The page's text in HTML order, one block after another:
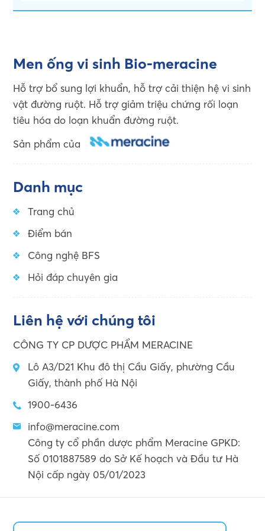
Men ống vi sinh Bio-meracine
Hỗ trợ bổ sung lợi khuẩn, hỗ trợ cải thiện hệ vi sinh
vật đường ruột. Hỗ trợ giảm triệu chứng rối loạn
tiêu hóa do loạn khuẩn đường ruột.
Sản phẩm của
Danh mục
Trang chủ
Điểm bán
Công nghệ BFS
Hỏi đáp chuyên gia
Liên hệ với chúng tôi
CÔNG TY CP DƯỢC PHẨM MERACINE
Lô A3/D21 Khu đô thị Cầu Giấy, phường Cầu
Giấy, thành phố Hà Nội
1900-6436
info@meracine.com
Công ty cổ phần dược phẩm Meracine GPKD:
Số 0101887589 do Sở Kế hoạch và Đầu tư Hà
Nội cấp ngày 05/01/2023